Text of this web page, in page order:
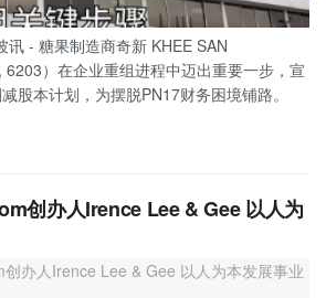
- 糖果制造商奇新 KHEE SAN
6203）在企业重组进程中迈出重要一步，宣
股本计划，为摆脱PN17财务困境铺路。
创办人Irence Lee & Gee 以人为